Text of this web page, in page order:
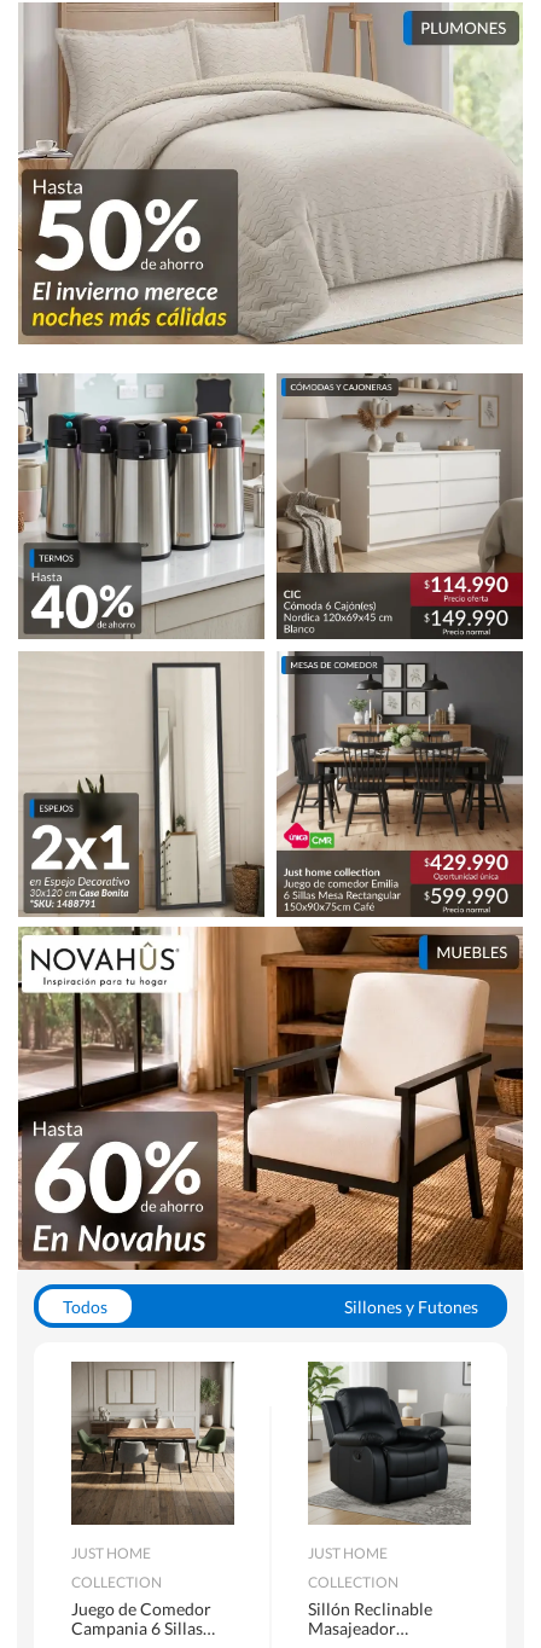
Todos
Sillones y Futones
Escritorios y Sillas PC
Racks y Muebles TV
Alfombras
JUST HOME
COLLECTION
Juego de Comedor
Campania 6 Sillas
JUST HOME
COLLECTION
Sillón Reclinable
Masajeador